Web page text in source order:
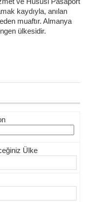
kaydıyla, anılan
muaftır. Almanya
ülkesidir.
Ülke